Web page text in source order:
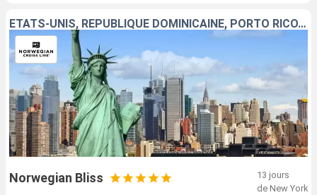
ÉTATS-UNIS, RÉPUBLIQUE DOMINICAINE, PORTO RICO, TORTOLA, SAINT-MARTIN, GUADELOUPE, SAINT-THOMAS
Norwegian Bliss
13 jours
de New York